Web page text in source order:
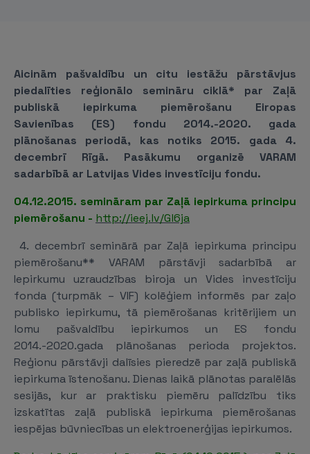
Aicinām pašvaldību un citu iestāžu pārstāvjus
piedalīties reģionālo semināru ciklā* par Zaļā
publiskā iepirkuma piemērošanu Eiropas
Savienības (ES) fondu 2014.-2020. gada
plānošanas periodā, kas notiks 2015. gada 4.
decembrī Rīgā. Pasākumu organizē VARAM
sadarbībā ar Latvijas Vides investīciju fondu.
04.12.2015. semināram par Zaļā iepirkuma principu
piemērošanu - http://ieej.lv/Gl6ja
4. decembrī seminārā par Zaļā iepirkuma principu
piemērošanu** VARAM pārstāvji sadarbībā ar
Iepirkumu uzraudzības biroja un Vides investīciju
fonda (turpmāk – VIF) kolēģiem informēs par zaļo
publisko iepirkumu, tā piemērošanas kritērijiem un
lomu pašvaldību iepirkumos un ES fondu
2014.-2020.gada plānošanas perioda projektos.
Reģionu pārstāvji dalīsies pieredzē par zaļā publiskā
iepirkuma īstenošanu. Dienas laikā plānotas paralēlās
sesijās, kur ar praktisku piemēru palīdzību tiks
izskatītas zaļā publiskā iepirkuma piemērošanas
iespējas būvniecības un elektroenerģijas iepirkumos.